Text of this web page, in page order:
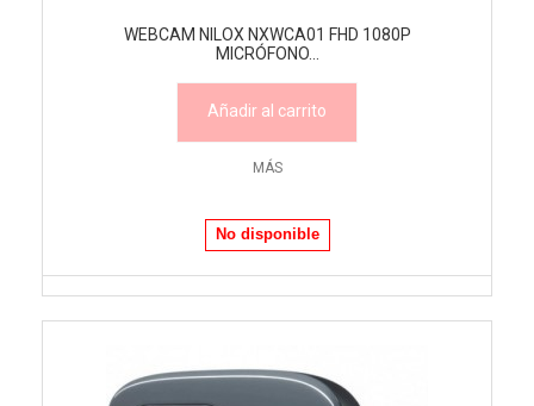
WEBCAM NILOX NXWCA01 FHD 1080P
MICRÓFONO...
Añadir al carrito
MÁS
No disponible